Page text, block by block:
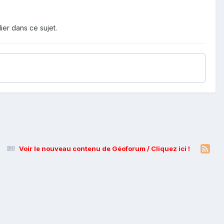
dans ce sujet.
Voir le nouveau contenu de Géoforum / Cliquez ici !